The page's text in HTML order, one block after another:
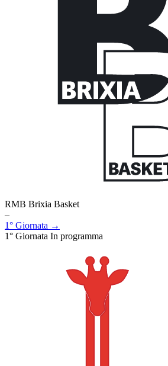
RMB Brixia Basket
–
1° Giornata →
1° Giornata In programma